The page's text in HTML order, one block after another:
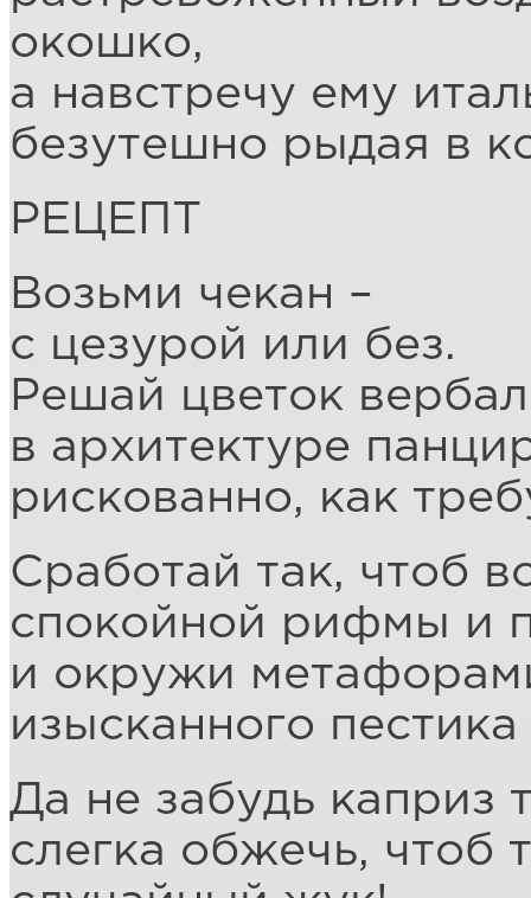
окошко,
а навстречу ему
безутешно рыдая в
РЕЦЕПТ
Возьми чекан –
с цезурой или без.
Решай цветок
в архитектуре
рискованно, как
Сработай так, чтоб
спокойной рифмы и
и окружи
изысканного пестика
Да не забудь каприз
слегка обжечь, чтоб